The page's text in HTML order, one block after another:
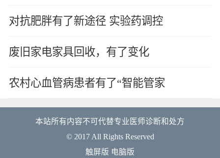
对抗肥胖有了新途径 实验药调控
废旧家电家具回收，有了变化
农村心血管病患者有了“智能管家
本站所有内容不可代替专业医师诊断和处方
© 2017 All Rights Reserved
触屏版 电脑版